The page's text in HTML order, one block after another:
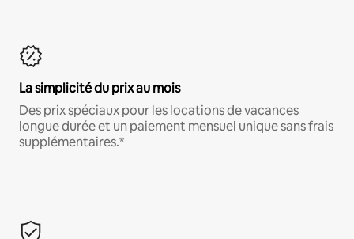
La simplicité du prix au mois
Des prix spéciaux pour les locations de vacances
longue durée et un paiement mensuel unique sans frais
supplémentaires.*